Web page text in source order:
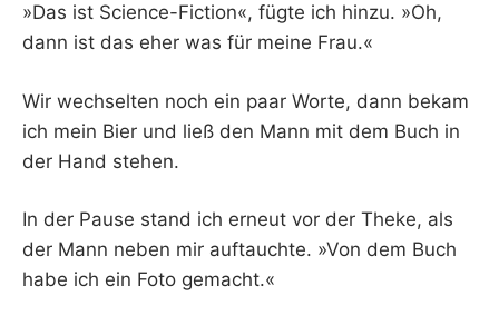
»Das ist Science-Fiction«, fügte ich hinzu. »Oh,
dann ist das eher was für meine Frau.«
Wir wechselten noch ein paar Worte, dann bekam
ich mein Bier und ließ den Mann mit dem Buch in
der Hand stehen.
In der Pause stand ich erneut vor der Theke, als
der Mann neben mir auftauchte. »Von dem Buch
habe ich ein Foto gemacht.«